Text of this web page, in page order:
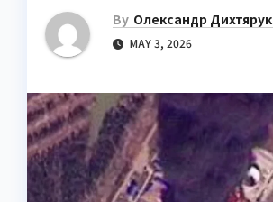
By Олександр Дихтярук
MAY 3, 2026